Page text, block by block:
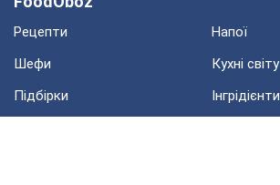
Рецепти
Напої
Шефи
Кухні світу
Підбірки
Інгрідієнти